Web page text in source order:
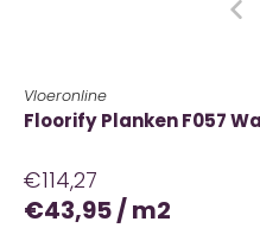
Vloeronline
Floorify Planken F057
€114,27
€43,95/m2